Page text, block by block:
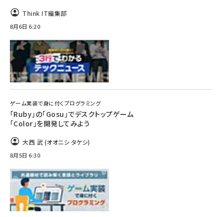
Think IT編集部
8月6日 6:20
ゲーム実装で身に付くプログラミング
「Ruby」の「Gosu」でデスクトップゲーム
「Color」を開発してみよう
大西 武 (オオニシ タケシ)
8月5日 6:30